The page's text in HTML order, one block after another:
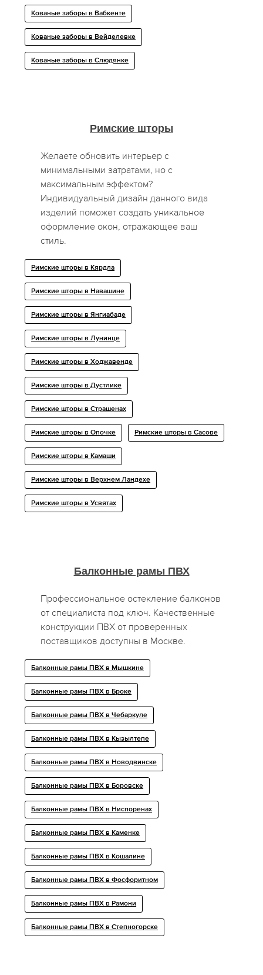
Кованые заборы в Вабкенте
Кованые заборы в Вейделевке
Кованые заборы в Слюдянке
Римские шторы
Желаете обновить интерьер с
минимальными затратами, но с
максимальным эффектом?
Индивидуальный дизайн данного вида
изделий поможет создать уникальное
оформление окон, отражающее ваш
стиль.
Римские шторы в Кярдла
Римские шторы в Навашине
Римские шторы в Янгиабаде
Римские шторы в Лунинце
Римские шторы в Ходжавенде
Римские шторы в Дустлике
Римские шторы в Страшенах
Римские шторы в Опочке Римские шторы в Сасове
Римские шторы в Камаши
Римские шторы в Верхнем Ландехе
Римские шторы в Усвятах
Балконные рамы ПВХ
Профессиональное остекление балконов
от специалиста под ключ. Качественные
конструкции ПВХ от проверенных
поставщиков доступны в Москве.
Балконные рамы ПВХ в Мышкине
Балконные рамы ПВХ в Броке
Балконные рамы ПВХ в Чебаркуле
Балконные рамы ПВХ в Кызылтепе
Балконные рамы ПВХ в Новодвинске
Балконные рамы ПВХ в Боровске
Балконные рамы ПВХ в Ниспоренах
Балконные рамы ПВХ в Каменке
Балконные рамы ПВХ в Кошалине
Балконные рамы ПВХ в Фосфоритном
Балконные рамы ПВХ в Рамони
Балконные рамы ПВХ в Степногорске